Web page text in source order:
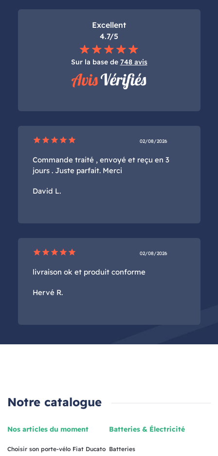
Excellent
4.7/5
Sur la base de 748 avis
star star star star star 02/08/2026
Commande traité , envoyé et reçu en 3
jours . Juste parfait. Merci
David L.
star star star star star 02/08/2026
livraison ok et produit conforme
Hervé R.
Notre catalogue
Nos articles du moment
Choisir son porte-vélo Fiat Ducato
Batteries & Électricité
Batteries